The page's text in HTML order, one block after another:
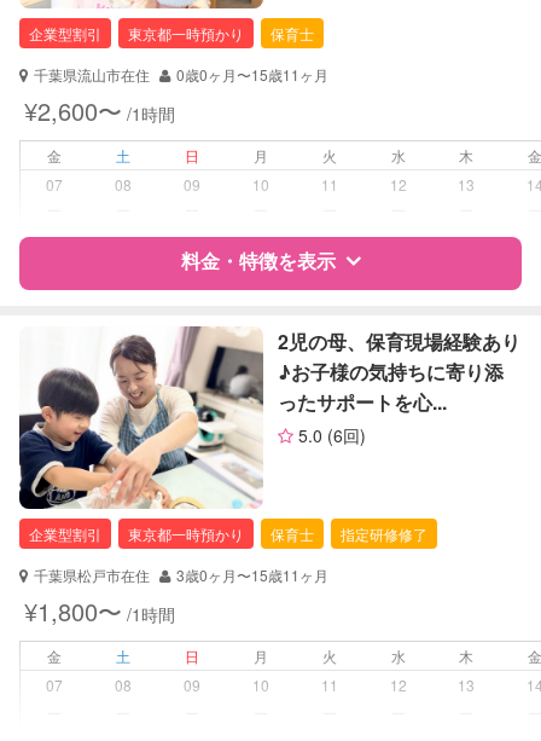
対応可能/特徴
送迎サポート
早朝対応
病児対応 病児、病後児、ともに不可
障がい児対応 対応可否は個別に相談
レッスン
英語レッスン
スポーツレッスン
絵・工作レッスン
定期予約 可能
お子様の撮影
（定期特典）
対応可能
企業型割引 東京都一時預かり
保育士
千葉県流山市在住
0歳0ヶ月〜15歳11ヶ月
¥2,600〜 /1時間
金 土 日 月 火 水 木
07
08 09 10 11 12 13
料金・特徴を表示
料金 レビュー
サポートの特徴
資格
企業型割引対象(旧内閣府補助対象)
自治体届出済ベビーシッター
保育士
幼稚園教諭
夜間対応
外国語対応
2児の母、保育現場経験あり
♪お子様の気持ちに寄り添
ったサポートを心...
5.0 (6回)
企業型割引 東京都一時預かり 保育士
指定研修修了
千葉県松戸市在住
3歳0ヶ月〜15歳11ヶ月
¥1,800〜 /1時間
金 土 日 月 火 水 木
07
08 09 10 11 12 13